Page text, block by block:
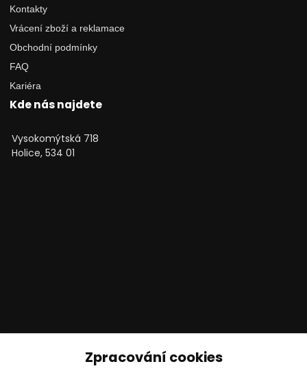
Kontakty
Vrácení zboží a reklamace
Obchodní podmínky
FAQ
Kariéra
Kde nás najdete
Vysokomýtská 718
Holice, 534 01
Zpracování cookies